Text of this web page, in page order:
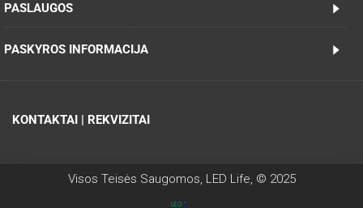
PASLAUGOS
PASKYROS INFORMACIJA
KONTAKTAI | REKVIZITAI
Visos Teisės Saugomos, LED Life, © 2025